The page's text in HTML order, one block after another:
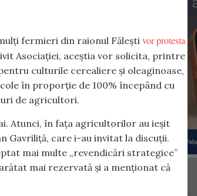
fermieri din raionul Fălești vor protesta
Asociației, aceștia vor solicita, printre
culturile cerealiere și oleaginoase,
în proporție de 100% începând cu
de agricultori.
Atunci, în fața agricultorilor au ieșit
Gavriliță, care i-au invitat la discuții.
mai multe „revendicări strategice”
mai rezervată și a menționat că